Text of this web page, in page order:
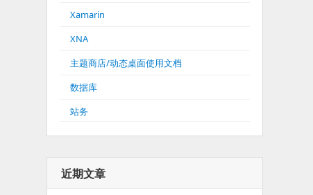
Xamarin
XNA
主题商店/动态桌面使用文档
数据库
站务
近期文章